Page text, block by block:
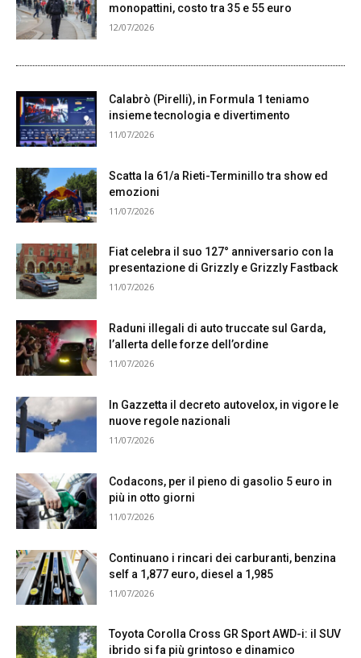
monopattini, costo tra 35 e 55 euro
12/07/2026
Calabrò (Pirelli), in Formula 1 teniamo
insieme tecnologia e divertimento
11/07/2026
Scatta la 61/a Rieti-Terminillo tra show ed
emozioni
11/07/2026
Fiat celebra il suo 127° anniversario con la
presentazione di Grizzly e Grizzly Fastback
11/07/2026
Raduni illegali di auto truccate sul Garda,
l’allerta delle forze dell’ordine
11/07/2026
In Gazzetta il decreto autovelox, in vigore le
nuove regole nazionali
11/07/2026
Codacons, per il pieno di gasolio 5 euro in
più in otto giorni
11/07/2026
Continuano i rincari dei carburanti, benzina
self a 1,877 euro, diesel a 1,985
11/07/2026
Toyota Corolla Cross GR Sport AWD-i: il SUV
ibrido si fa più grintoso e dinamico